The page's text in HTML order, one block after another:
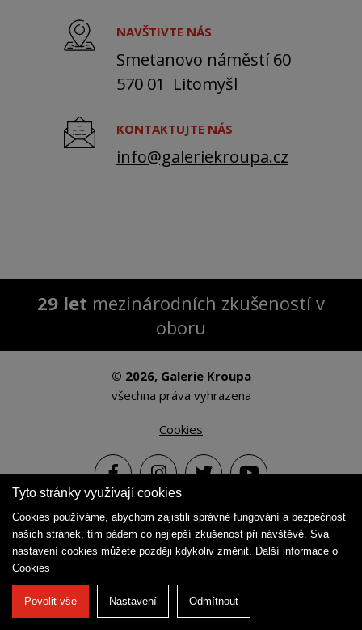
NAVŠTIVTE NÁS
Smetanovo náměstí 60
570 01 Litomyšl
KONTAKTUJTE NÁS
info@galeriekroupa.cz
29 let mezinárodních zkušeností v
oboru
© 2026, Galerie Kroupa
všechna práva vyhrazena
Cookies
VytvořilaWEBNIA.cz
Tyto stránky využívají cookies
Cookies používáme, abychom zajistili správné fungování a bezpečnost
našich stránek, tím pádem co nejlepší zkušenost při návštěvě. Svá
nastavení cookies můžete později kdykoliv změnit. Další informace o
Cookies
Povolit vše Nastavení Odmítnout